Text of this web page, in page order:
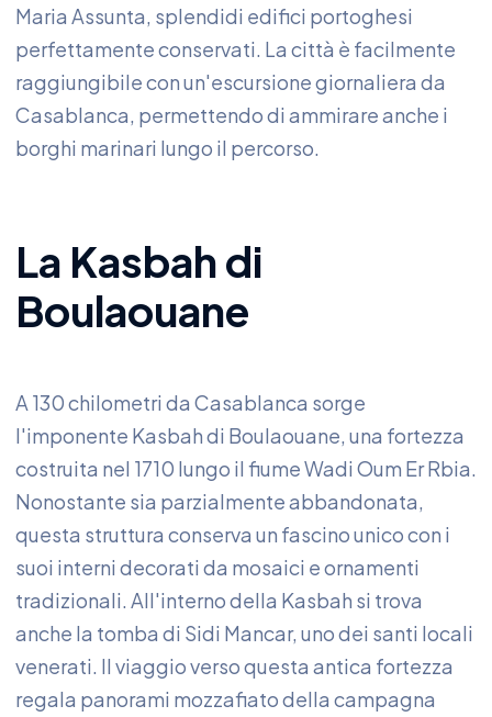
Maria Assunta, splendidi edifici portoghesi
perfettamente conservati. La città è facilmente
raggiungibile con un'escursione giornaliera da
Casablanca, permettendo di ammirare anche i
borghi marinari lungo il percorso.
La Kasbah di
Boulaouane
A 130 chilometri da Casablanca sorge
l'imponente Kasbah di Boulaouane, una fortezza
costruita nel 1710 lungo il fiume Wadi Oum Er Rbia.
Nonostante sia parzialmente abbandonata,
questa struttura conserva un fascino unico con i
suoi interni decorati da mosaici e ornamenti
tradizionali. All'interno della Kasbah si trova
anche la tomba di Sidi Mancar, uno dei santi locali
venerati. Il viaggio verso questa antica fortezza
regala panorami mozzafiato della campagna